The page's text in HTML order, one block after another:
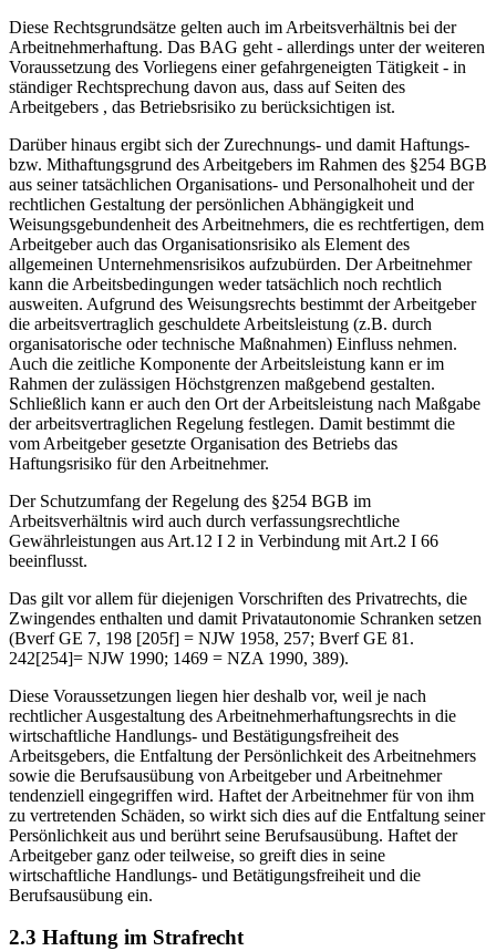
Diese Rechtsgrundsätze gelten auch im Arbeitsverhältnis bei der
Arbeitnehmerhaftung. Das BAG geht - allerdings unter der weiteren
Voraussetzung des Vorliegens einer gefahrgeneigten Tätigkeit - in
ständiger Rechtsprechung davon aus, dass auf Seiten des
Arbeitgebers , das Betriebsrisiko zu berücksichtigen ist.
Darüber hinaus ergibt sich der Zurechnungs- und damit Haftungs-
bzw. Mithaftungsgrund des Arbeitgebers im Rahmen des §254 BGB
aus seiner tatsächlichen Organisations- und Personalhoheit und der
rechtlichen Gestaltung der persönlichen Abhängigkeit und
Weisungsgebundenheit des Arbeitnehmers, die es rechtfertigen, dem
Arbeitgeber auch das Organisationsrisiko als Element des
allgemeinen Unternehmensrisikos aufzubürden. Der Arbeitnehmer
kann die Arbeitsbedingungen weder tatsächlich noch rechtlich
ausweiten. Aufgrund des Weisungsrechts bestimmt der Arbeitgeber
die arbeitsvertraglich geschuldete Arbeitsleistung (z.B. durch
organisatorische oder technische Maßnahmen) Einfluss nehmen.
Auch die zeitliche Komponente der Arbeitsleistung kann er im
Rahmen der zulässigen Höchstgrenzen maßgebend gestalten.
Schließlich kann er auch den Ort der Arbeitsleistung nach Maßgabe
der arbeitsvertraglichen Regelung festlegen. Damit bestimmt die
vom Arbeitgeber gesetzte Organisation des Betriebs das
Haftungsrisiko für den Arbeitnehmer.
Der Schutzumfang der Regelung des §254 BGB im
Arbeitsverhältnis wird auch durch verfassungsrechtliche
Gewährleistungen aus Art.12 I 2 in Verbindung mit Art.2 I 66
beeinflusst.
Das gilt vor allem für diejenigen Vorschriften des Privatrechts, die
Zwingendes enthalten und damit Privatautonomie Schranken setzen
(Bverf GE 7, 198 [205f] = NJW 1958, 257; Bverf GE 81.
242[254]= NJW 1990; 1469 = NZA 1990, 389).
Diese Voraussetzungen liegen hier deshalb vor, weil je nach
rechtlicher Ausgestaltung des Arbeitnehmerhaftungsrechts in die
wirtschaftliche Handlungs- und Bestätigungsfreiheit des
Arbeitsgebers, die Entfaltung der Persönlichkeit des Arbeitnehmers
sowie die Berufsausübung von Arbeitgeber und Arbeitnehmer
tendenziell eingegriffen wird. Haftet der Arbeitnehmer für von ihm
zu vertretenden Schäden, so wirkt sich dies auf die Entfaltung seiner
Persönlichkeit aus und berührt seine Berufsausübung. Haftet der
Arbeitgeber ganz oder teilweise, so greift dies in seine
wirtschaftliche Handlungs- und Betätigungsfreiheit und die
Berufsausübung ein.
2.3 Haftung im Strafrecht